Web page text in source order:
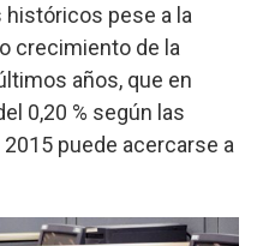
pese a la
crecimiento de la
años, que en
0,20 % según las
puede acercarse a